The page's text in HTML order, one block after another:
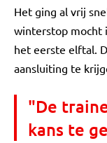
Het ging al vrij
winterstop mocht
het eerste elftal.
aansluiting te
"De
kans te